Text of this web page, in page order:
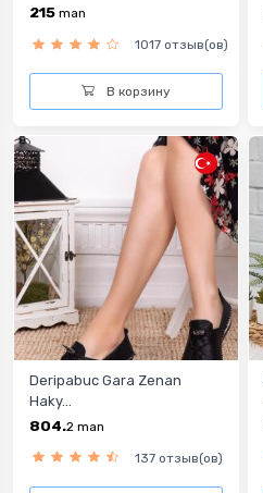
215 man
1017 отзыв(ов)
В корзину
Deripabuc Gara Zenan
Haky...
804.2 man
137 отзыв(ов)